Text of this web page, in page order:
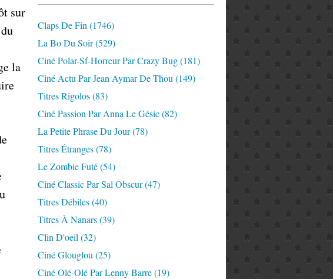
sur
la
Claps De Fin (1746)
La Bo Du Soir(529)
Ciné Polar-Sf-Horreur Par Crazy Bug(181)
Ciné Actu Par Jean Aymar De Thou (149)
Titres Rigolos(83)
Ciné Passion Par Anna Le Gésic(82)
La Petite Phrase Du Jour(78)
Titres Étranges(78)
Le Zombie Futé(54)
Ciné Classic Par Sal Obscur(47)
Titres Débiles(40)
Titres À Nanars(39)
Clin D'oeil (32)
Ciné Glouglou (25)
Ciné Olé-Olé Par Lenny Barre(19)